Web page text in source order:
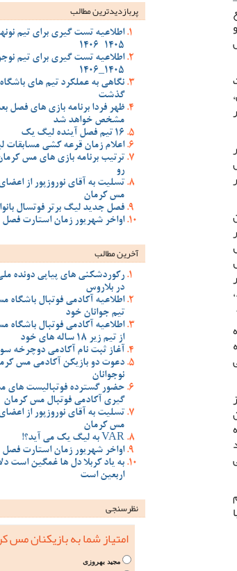
پربازدیدترین‌ مطالب
اطلاعیه تست گیری برای تیم
1405-1406
اطلاعیه تست گیری برای تیم
1405_1406
نگاهی به عملکرد تیم های
گذشت
ظهر فردا برنامه بازی های
مشخص خواهد شد
16 تیم فصل آینده لیگ یک
اعلام زمان قرعه کشی
ترتیب برنامه بازی های مس
رو
تسلیت به آقای نوروزپور از
مس کرمان
فصل جدید لیگ برتر فوتسال
اواخر شهریور زمان استارت
آخرین مطالب
رکوردشکنی های پیاپی دونده
در بلاروس
اطلاعیه آکادمی فوتبال
تیم جوانان خود
اطلاعیه آکادمی فوتبال
از تیم زیر 18 ساله های خود
آغاز ثبت نام آکادمی دوچرخه
دعوت دو بازیکن آکادمی مس
نوجوانان
حضور گسترده فوتبالیست های
گیری آکادمی فوتبال مس کرمان
تسلیت به آقای نوروزپور از
مس کرمان
VAR به لیگ یک می آید؟!
اواخر شهریور زمان استارت
به یاد کربلا دل ها غمگین است
اربعین است
نظرسنجی
امتیاز شما به بازیکنان
مجید بهروزی